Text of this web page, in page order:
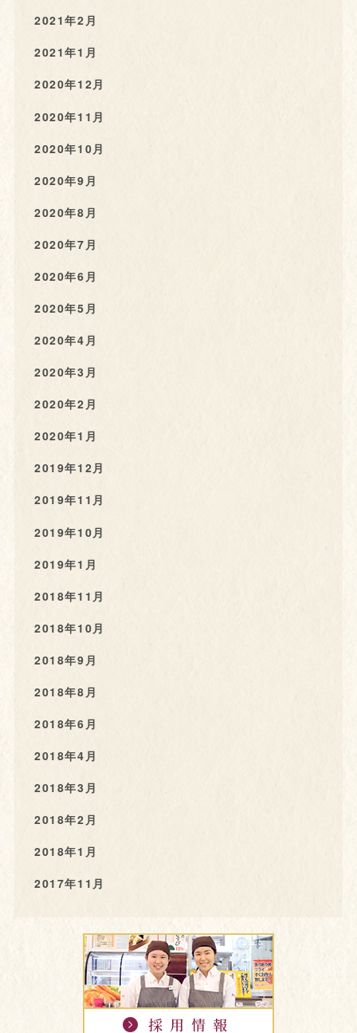
2021年2月
2021年1月
2020年12月
2020年11月
2020年10月
2020年9月
2020年8月
2020年7月
2020年6月
2020年5月
2020年4月
2020年3月
2020年2月
2020年1月
2019年12月
2019年11月
2019年10月
2019年1月
2018年11月
2018年10月
2018年9月
2018年8月
2018年6月
2018年4月
2018年3月
2018年2月
2018年1月
2017年11月